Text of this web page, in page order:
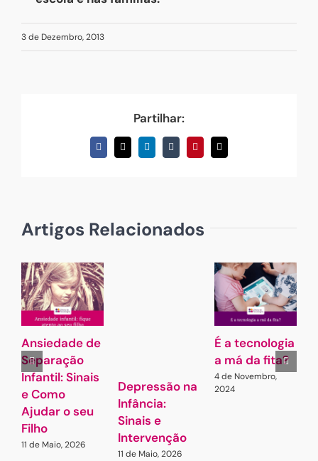
3 de Dezembro, 2013
Partilhar:
Facebook
X LinkedInTumblrPinterestEmail
(necessário
Artigos Relacionados
Ansiedade de
Separação
Infantil: Sinais
e Como
Ajudar o seu
Filho
11 de Maio, 2026
Depressão na
Infância:
Sinais e
Intervenção
11 de Maio, 2026
É a tecnologia
a má da fita?
4 de Novembro,
2024